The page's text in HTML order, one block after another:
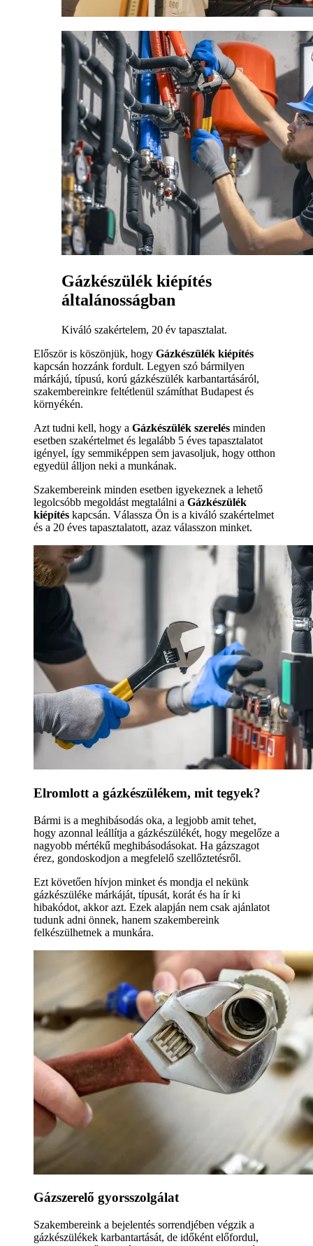
Gázkészülék kiépítés
általánosságban
Kiváló szakértelem, 20 év tapasztalat.
Először is köszönjük, hogy Gázkészülék kiépítés
kapcsán hozzánk fordult. Legyen szó bármilyen
márkájú, típusú, korú gázkészülék karbantartásáról,
szakembereinkre feltétlenül számíthat Budapest és
környékén.
Azt tudni kell, hogy a Gázkészülék szerelés minden
esetben szakértelmet és legalább 5 éves tapasztalatot
igényel, így semmiképpen sem javasoljuk, hogy otthon
egyedül álljon neki a munkának.
Szakembereink minden esetben igyekeznek a lehető
legolcsóbb megoldást megtalálni a Gázkészülék
kiépítés kapcsán. Válassza Ön is a kiváló szakértelmet
és a 20 éves tapasztalatott, azaz válasszon minket.
Elromlott a gázkészülékem, mit tegyek?
Bármi is a meghibásodás oka, a legjobb amit tehet,
hogy azonnal leállítja a gázkészülékét, hogy megelőze a
nagyobb mértékű meghibásodásokat. Ha gázszagot
érez, gondoskodjon a megfelelő szellőztetésről.
Ezt követően hívjon minket és mondja el nekünk
gázkészüléke márkáját, típusát, korát és ha ír ki
hibakódot, akkor azt. Ezek alapján nem csak ajánlatot
tudunk adni önnek, hanem szakembereink
felkészülhetnek a munkára.
Gázszerelő gyorsszolgálat
Szakembereink a bejelentés sorrendjében végzik a
gázkészülékek karbantartását, de időként előfordul,